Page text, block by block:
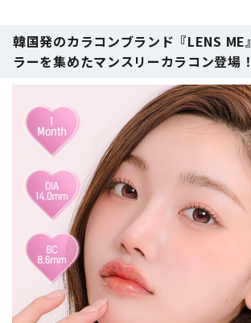
韓国発のカラコンブランド『LENS ME
ラーを集めたマンスリーカラコン登場！